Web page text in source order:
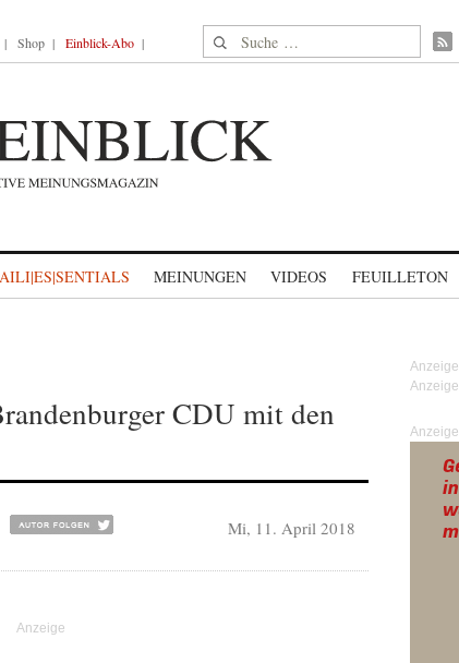
Shop Einblick-Abo Suche nach:
MEINUNGEN VIDEOS FEUILLETON
CDU mit den
Mi, 11. April 2018
Anzeige